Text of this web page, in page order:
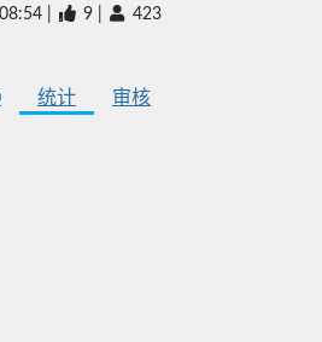
9 423
统计
审核